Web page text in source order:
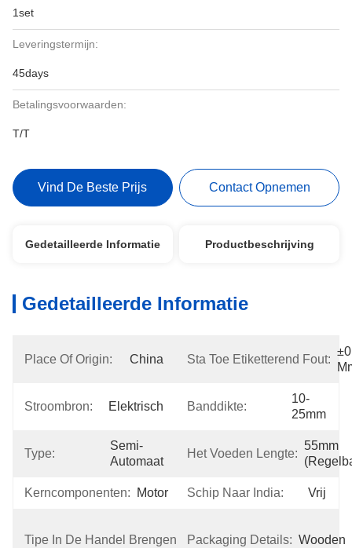
1set
Leveringstermijn:
45days
Betalingsvoorwaarden:
T/T
Vind De Beste Prijs Contact Opnemen
Gedetailleerde Informatie Productbeschrijving
Gedetailleerde Informatie
Place Of Origin: China Sta Toe Etiketterend Fout:
Stroombron: Elektrisch Banddikte:
10-
25mm
Type:
Semi-
Automaat
Het Voeden Lengte:
55mm
Kerncomponenten: Motor Schip Naar India: Vrij
Tipe In De Handel Brengen:
Product
Packaging Details: Wooden